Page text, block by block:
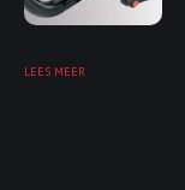
LEES MEER